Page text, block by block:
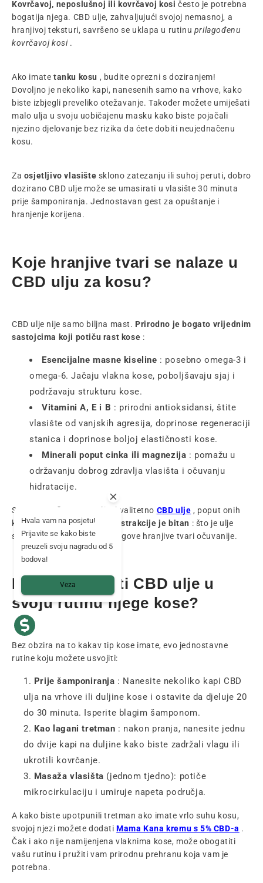
Kovrčavoj, neposlušnoj ili kovrčavoj kosi često je potrebna
bogatija njega. CBD ulje, zahvaljujući svojoj nemasnoj, a
hranjivoj teksturi, savršeno se uklapa u rutinu prilagođenu
kovrčavoj kosi.
Ako imate tanku kosu , budite oprezni s doziranjem!
Dovoljno je nekoliko kapi, nanesenih samo na vrhove, kako
biste izbjegli preveliko otežavanje. Također možete umiješati
malo ulja u svoju uobičajenu masku kako biste pojačali
njezino djelovanje bez rizika da ćete dobiti neujednačenu
kosu.
Za osjetljivo vlasište sklono zatezanju ili suhoj peruti, dobro
dozirano CBD ulje može se umasirati u vlasište 30 minuta
prije šamponiranja. Jednostavan gest za opuštanje i
hranjenje korijena.
Koje hranjive tvari se nalaze u
CBD ulju za kosu?
CBD ulje nije samo biljna mast. Prirodno je bogato vrijednim
sastojcima koji potiču rast kose :
Esencijalne masne kiseline : posebno omega-3 i
omega-6. Jačaju vlakna kose, poboljšavaju sjaj i
podržavaju strukturu kose.
Vitamini A, E i B : prirodni antioksidansi, štite
vlasište od vanjskih agresija, doprinose regeneraciji
stanica i doprinose boljoj elastičnosti kose.
Minerali poput cinka ili magnezija : pomažu u
održavanju dobrog zdravlja vlasišta i očuvanju
hidratacije.
Sve ovo možete pronaći u kvalitetno CBD ulje , poput onih
koje ja odabirem.Proces ekstrakcije je bitan : što je ulje
sirovije i prirodnije, to su njegove hranjive tvari očuvanije.
Kako integrirati CBD ulje u
svoju rutinu njege kose?
Bez obzira na to kakav tip kose imate, evo jednostavne
rutine koju možete usvojiti:
Prije šamponiranja : Nanesite nekoliko kapi CBD
ulja na vrhove ili duljine kose i ostavite da djeluje 20
do 30 minuta. Isperite blagim šamponom.
Kao lagani tretman : nakon pranja, nanesite jednu
do dvije kapi na duljine kako biste zadržali vlagu ili
ukrotili kovrčanje.
Masaža vlasišta (jednom tjedno): potiče
mikrocirkulaciju i umiruje napeta područja.
A kako biste upotpunili tretman ako imate vrlo suhu kosu,
svojoj njezi možete dodatiMama Kana kremu s 5% CBD-a .
Čak i ako nije namijenjena vlaknima kose, može obogatiti
vašu rutinu i pružiti vam prirodnu prehranu koja vam je
potrebna.
Hvala vam na posjetu!
Prijavite se kako biste
preuzeli svoju nagradu od 5
bodova!
Veza